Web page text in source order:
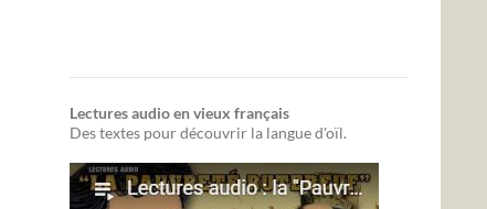
Lectures audio en vieux français
Des textes pour découvrir la langue d'oïl.